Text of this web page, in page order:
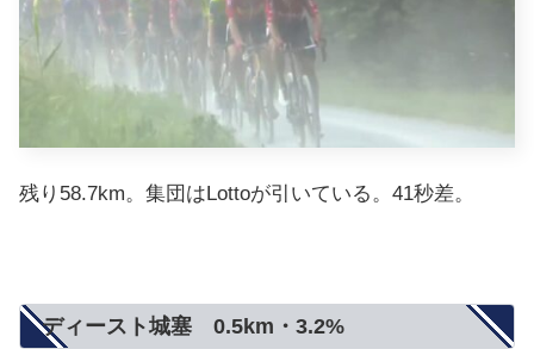
残り58.7km。集団はLottoが引いている。41秒差。
ディースト城塞 0.5km・3.2%